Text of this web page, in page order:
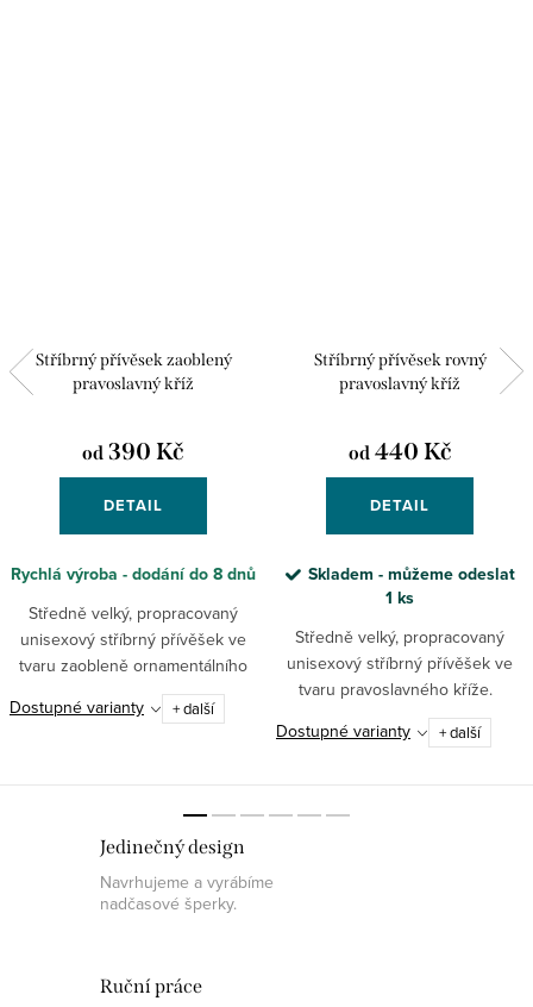
Stříbrný přívěsek zaoblený
pravoslavný kříž
od 390 Kč
DETAIL
Rychlá výroba - dodání do 8 dnů
Středně velký, propracovaný
unisexový stříbrný přívěšek ve
tvaru zaobleně ornamentálního
pravoslavného kříže.
Dostupné varianty + další
Stříbrný přívěsek rovný
pravoslavný kříž
od440 Kč
DETAIL
Skladem - můžeme odeslat
1 ks
Středně velký, propracovaný
unisexový stříbrný přívěšek ve
tvaru pravoslavného kříže.
Dostupné varianty
+ další
Jedinečný design
Navrhujeme a vyrábíme
nadčasové šperky.
Ruční práce